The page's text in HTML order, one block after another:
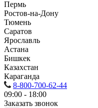
Пермь
Ростов-на-Дону
Тюмень
Саратов
Ярославль
Астана
Бишкек
Казахстан
Караганда
8-800-700-62-44
09:00 - 18:00
Заказать звонок